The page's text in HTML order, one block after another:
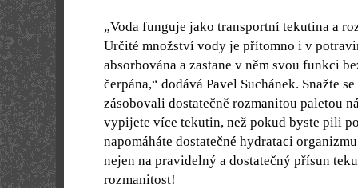
„Voda funguje jako transportní tekutina a
Určité množství vody je přítomno i v
absorbována a zastane v něm svou funkci
čerpána,“ dodává Pavel Suchánek. Snažte
zásobovali dostatečně rozmanitou paletou
vypijete více tekutin, než pokud byste pili
napomáháte dostatečné hydrataci
nejen na pravidelný a dostatečný přísun
rozmanitost!